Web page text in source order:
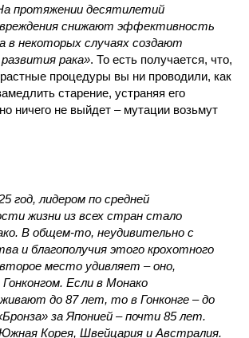
протяжении десятилетий
снижают эффективность
в некоторых случаях создают
рака». То есть получается, что,
процедуры вы ни проводили, как
старение, устраняя его
ничего не выйдет – мутации возьмут
год, лидером по средней
жизни из всех стран стало
В общем-то, неудивительно с
и благополучия этого крохотного
место удивляет – оно,
Если в Монако
до 87 лет, то в Гонконге – до
за Японией – почти 85 лет.
Корея, Швейцария и Австралия.